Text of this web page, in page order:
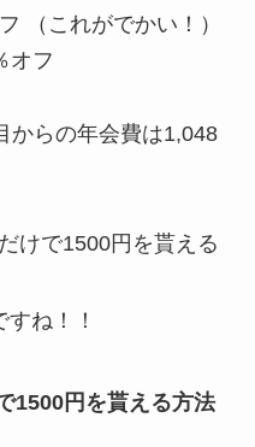
（これがでかい！）
オフ
からの年会費は1,048
けで1500円を貰える
ね！！
1500円を貰える方法